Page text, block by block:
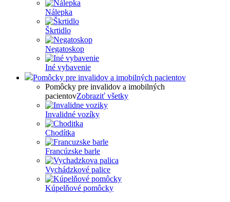
Nálepka
Škrtidlo
Negatoskop
Iné vybavenie
Pomôcky pre invalidov a imobilných pacientov
Pomôcky pre invalidov a imobilných
pacientovZobraziť všetky
Invalidné vozíky
Chodítka
Francúzske barle
Vychádzkové palice
Kúpelňové pomôcky